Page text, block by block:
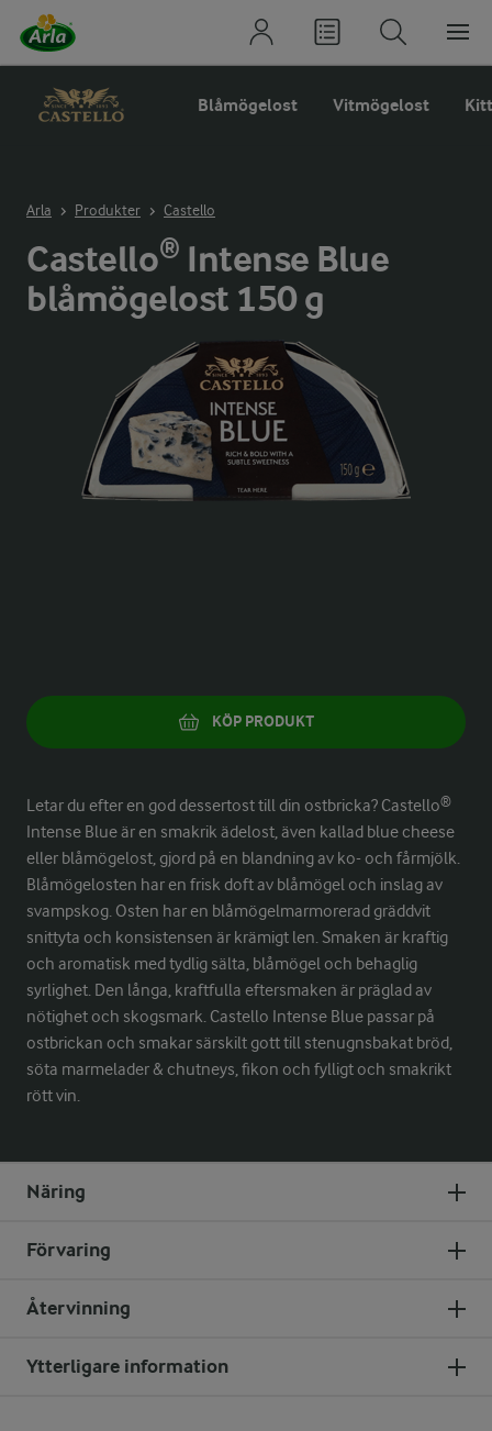
Blåmögelost Vitmögelost
Arla Produkter Castello
Castello® Intense Blue
blåmögelost 150 g
KÖP PRODUKT
Letar du efter en god dessertost till din ostbricka? Castello®
Intense Blue är en smakrik ädelost, även kallad blue cheese
eller blåmögelost, gjord på en blandning av ko- och fårmjölk.
Blåmögelosten har en frisk doft av blåmögel och inslag av
svampskog. Osten har en blåmögelmarmorerad gräddvit
snittyta och konsistensen är krämigt len. Smaken är kraftig
och aromatisk med tydlig sälta, blåmögel och behaglig
syrlighet. Den långa, kraftfulla eftersmaken är präglad av
nötighet och skogsmark. Castello Intense Blue passar på
ostbrickan och smakar särskilt gott till stenugnsbakat bröd,
söta marmelader & chutneys, fikon och fylligt och smakrikt
rött vin.
Näring
Förvaring
Återvinning
Ytterligare information